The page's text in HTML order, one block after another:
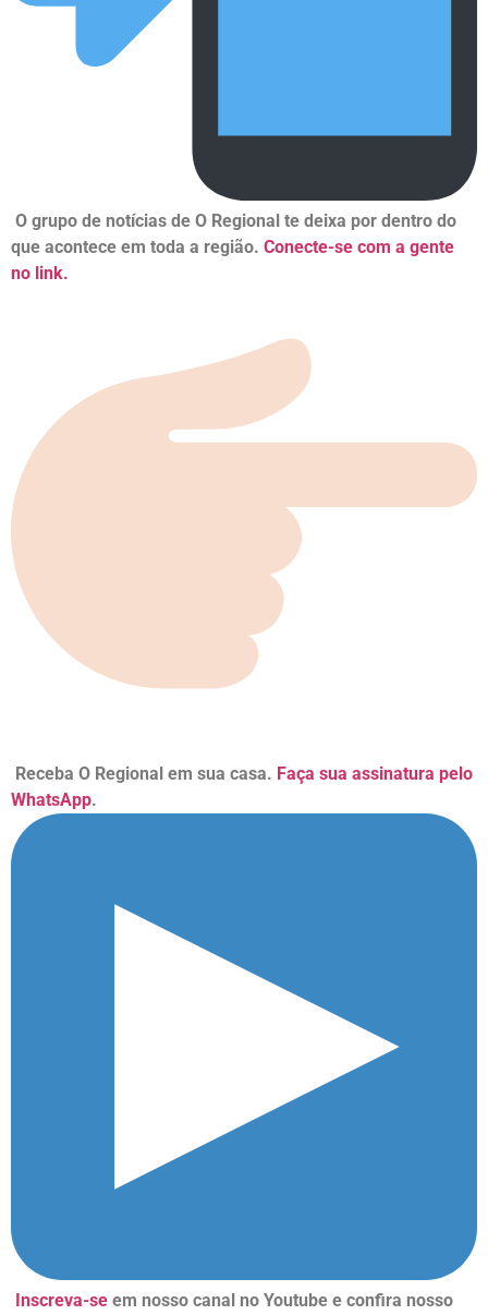
O grupo de notícias de O Regional te deixa por dentro do
que acontece em toda a região. Conecte-se com a gente
no link.
Receba O Regional em sua casa. Faça sua assinatura pelo
WhatsApp.
Inscreva-se em nosso canal no Youtube e confira nosso